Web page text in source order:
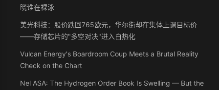
晓谁在裸泳
美光科技：股价跌回765欧元，华尔街却在集体上调目标价
——存储芯片的"多空对决"进入白热化
Vulcan Energy's Boardroom Coup Meets a Brutal Reality
Check on the Chart
Nel ASA: The Hydrogen Order Book Is Swelling — But the